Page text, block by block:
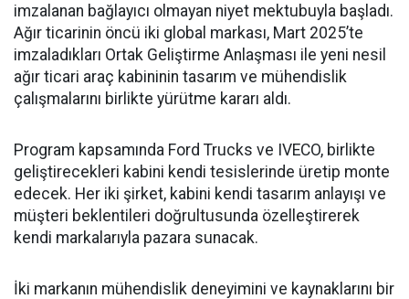
imzalanan bağlayıcı olmayan niyet mektubuyla başladı.
Ağır ticarinin öncü iki global markası, Mart 2025’te
imzaladıkları Ortak Geliştirme Anlaşması ile yeni nesil
ağır ticari araç kabininin tasarım ve mühendislik
çalışmalarını birlikte yürütme kararı aldı.
Program kapsamında Ford Trucks ve IVECO, birlikte
geliştirecekleri kabini kendi tesislerinde üretip monte
edecek. Her iki şirket, kabini kendi tasarım anlayışı ve
müşteri beklentileri doğrultusunda özelleştirerek
kendi markalarıyla pazara sunacak.
İki markanın mühendislik deneyimini ve kaynaklarını bir